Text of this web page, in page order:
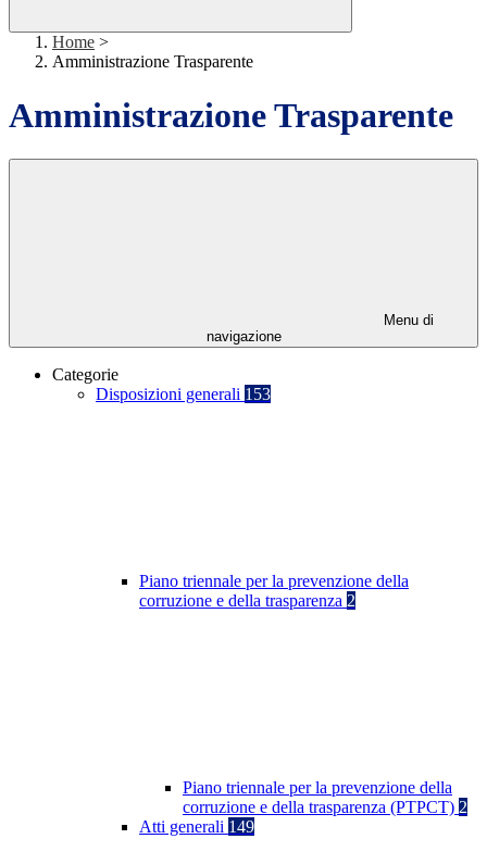
Home >
Amministrazione Trasparente
Amministrazione Trasparente
Menu di
navigazione
Categorie
Disposizioni generali 153
Piano triennale per la prevenzione della
corruzione e della trasparenza 2
Piano triennale per la prevenzione della
corruzione e della trasparenza (PTPCT) 2
Atti generali 149